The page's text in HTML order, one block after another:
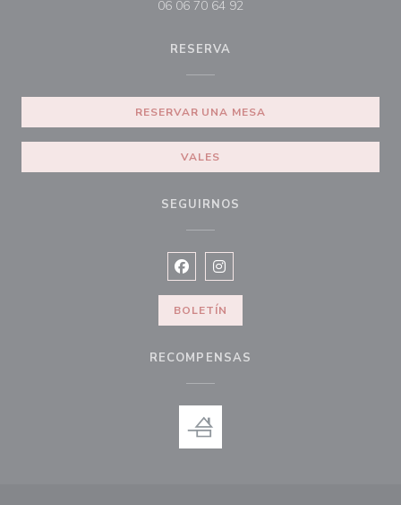
06 06 70 64 92
RESERVA
RESERVAR UNA MESA
VALES
SEGUIRNOS
Facebook ((abre en una nueva
Instagram ((abre en una
BOLETÍN
RECOMPENSAS